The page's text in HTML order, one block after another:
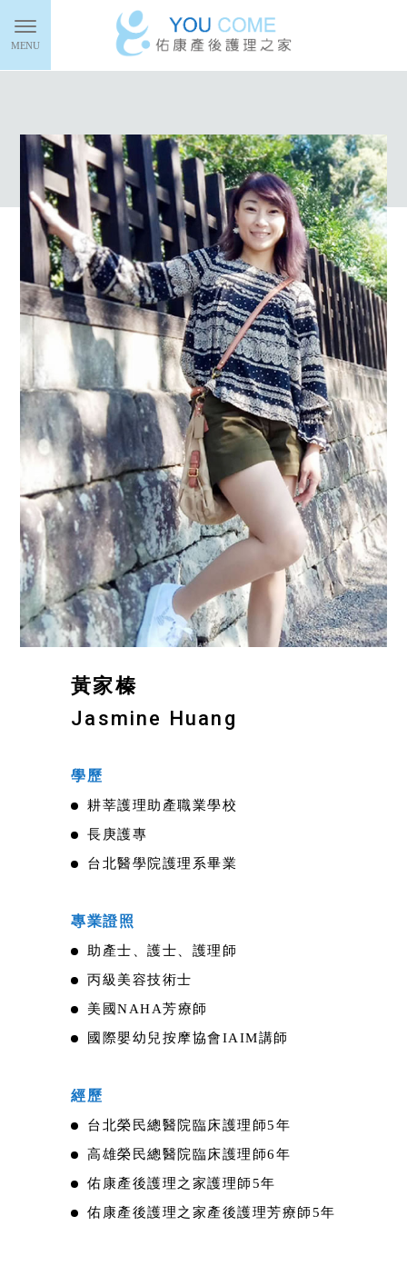
黃家榛
Jasmine Huang
學歷
耕莘護理助產職業學校
長庚護專
台北醫學院護理系畢業
專業證照
助產士、護士、護理師
丙級美容技術士
美國NAHA芳療師
國際嬰幼兒按摩協會IAIM講師
經歷
台北榮民總醫院臨床護理師5年
高雄榮民總醫院臨床護理師6年
佑康產後護理之家護理師5年
佑康產後護理之家產後護理芳療師5年